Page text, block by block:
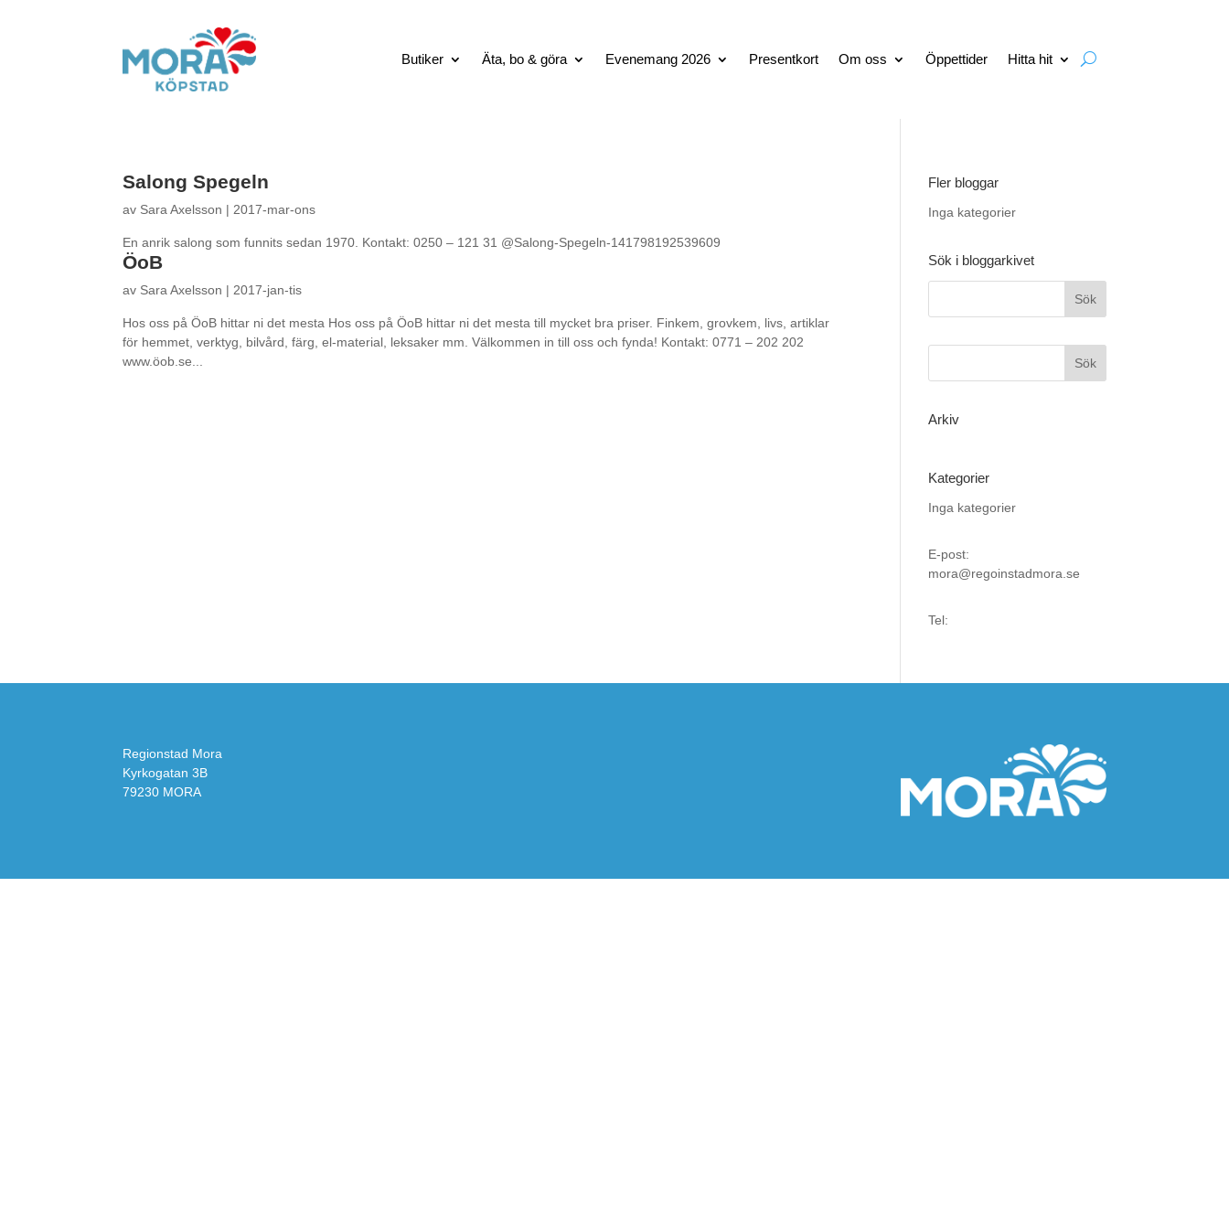
Butiker Äta, bo & göra Evenemang 2026 Presentkort Om oss Öppettider Hitta hit
Salong Spegeln
av Sara Axelsson | 2017-mar-ons
En anrik salong som funnits sedan 1970. Kontakt: 0250 – 121 31 @Salong-Spegeln-141798192539609
ÖoB
av Sara Axelsson | 2017-jan-tis
Hos oss på ÖoB hittar ni det mesta Hos oss på ÖoB hittar ni det mesta till mycket bra priser. Finkem, grovkem, livs, artiklar
för hemmet, verktyg, bilvård, färg, el-material, leksaker mm. Välkommen in till oss och fynda! Kontakt: 0771 – 202 202
www.öob.se...
Fler bloggar
Inga kategorier
Sök i bloggarkivet
Arkiv
Kategorier
Inga kategorier
E-post:
mora@regoinstadmora.se
Tel:
Regionstad Mora
Kyrkogatan 3B
79230 MORA